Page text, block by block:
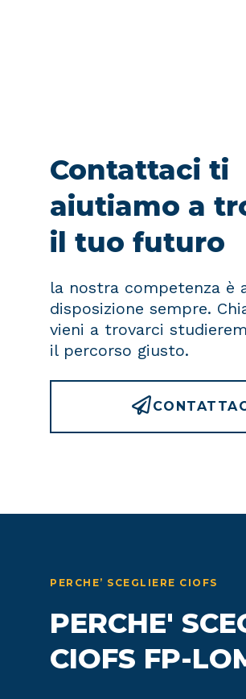
Contattaci ti
aiutiamo a
il tuo futuro
la nostra competenza è
disposizione sempre.
vieni a trovarci
il percorso giusto.
PERCHE’ SCEGLIERE CIOFS
PERCHE'
CIOFS FP-